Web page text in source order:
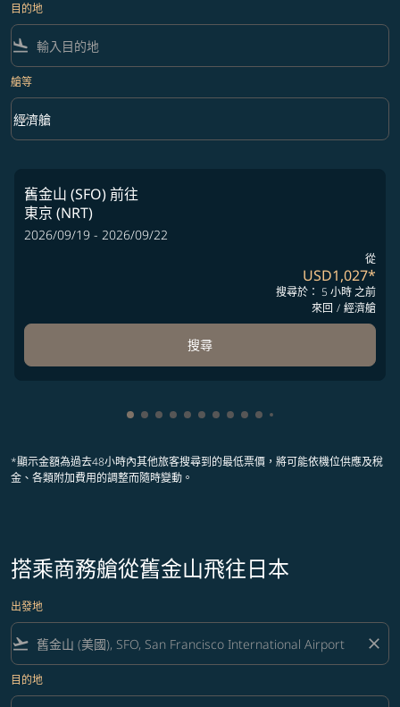
目的地
flight_land
艙等
艙等 option 經濟艙 Selected
經濟艙
keyboard_arrow_down
舊金山 (SFO)前往
東京 (NRT)
2026/09/19 - 2026/09/22
從
USD1,027*
搜尋於： 5 小時 之前
來回 / 經濟艙
搜尋
顯示 cmp-pagination-showing-card 1
顯示 cmp-pagination-showing-card 2
顯示 cmp-pagination-showing-card
顯示 cmp-pagination-showing-
顯示 cmp-pagination-showing-
顯示 cmp-pagination-
顯示 cmp-pagination-
顯示 cmp-pagination-
顯示 cmp-pagination-
顯示 cmp-
*顯示金額為過去48小時內其他旅客搜尋到的最低票價，將可能依機位供應及稅
金、各類附加費用的調整而隨時變動。
搭乘商務艙從舊金山飛往日本
出發地
flight_takeoff close
目的地